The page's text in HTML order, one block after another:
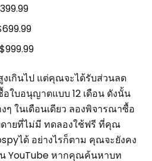
งเกินไป แต่คุณจะได้รับส่วนลด
อใบอนุญาตแบบ 12 เดือน ดังนั้น
ๆ ในเดือนเดียว ลองพิจารณาซื้อ
ดายที่ไม่มี ทดลองใช้ฟรี ที่คุณ
ได้ อย่างไรก็ตาม คุณจะยังคง
YouTube หากคุณค้นหาบท